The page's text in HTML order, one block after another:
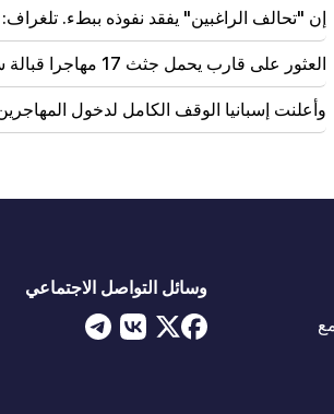
إن "تحالف الراغبين" يفقد نفوذه ببطء. تلغراف:
العثور على قارب يحمل جثث 17 مهاجرا قبالة سواحل مايوركا
وأعلنت إسبانيا الوقف الكامل لدخول
وسائل التواصل الاجتماعي